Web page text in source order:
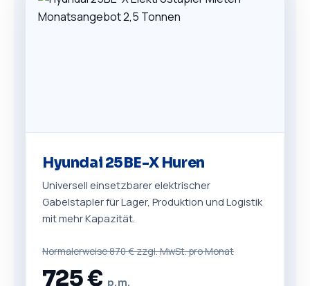
Hyundai 25BE-X Huren
Universell einsetzbarer elektrischer
Gabelstapler für Lager, Produktion und Logistik
mit mehr Kapazität.
Normalerweise 870 € zzgl. MwSt. pro Monat
725 € p. m.